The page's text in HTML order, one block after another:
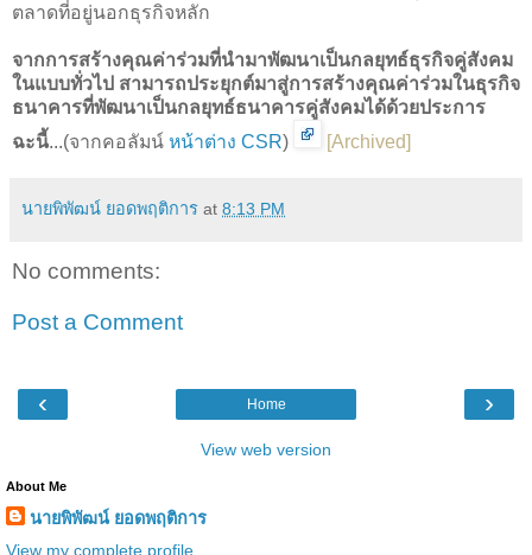
ตลาดที่อยู่นอกธุรกิจหลัก
จากการสร้างคุณค่าร่วมที่นำมาพัฒนาเป็นกลยุทธ์ธุรกิจคู่สังคม
ในแบบทั่วไป สามารถประยุกต์มาสู่การสร้างคุณค่าร่วมในธุรกิจ
ธนาคารที่พัฒนาเป็นกลยุทธ์ธนาคารคู่สังคมได้ด้วยประการ
ฉะนี้...(จากคอลัมน์ หน้าต่าง CSR) [Archived]
นายพิพัฒน์ ยอดพฤติการ at 8:13 PM
No comments:
Post a Comment
‹ ›
Home
View web version
About Me
นายพิพัฒน์ ยอดพฤติการ
View my complete profile